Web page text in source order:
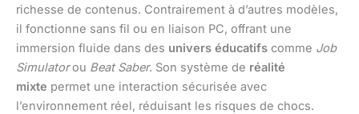
richesse de contenus. Contrairement à d’autres modèles,
il fonctionne sans fil ou en liaison PC, offrant une
immersion fluide dans des univers éducatifs comme Job
Simulatorou Beat Saber. Son système de réalité
mixte permet une interaction sécurisée avec
l’environnement réel, réduisant les risques de chocs.